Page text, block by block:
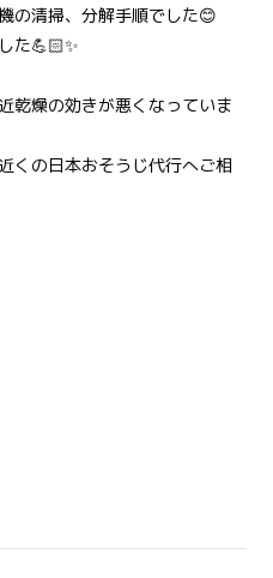
の清掃、分解手順でした😊
た💪🏻✨
乾燥の効きが悪くなっていま
くの日本おそうじ代行へご相